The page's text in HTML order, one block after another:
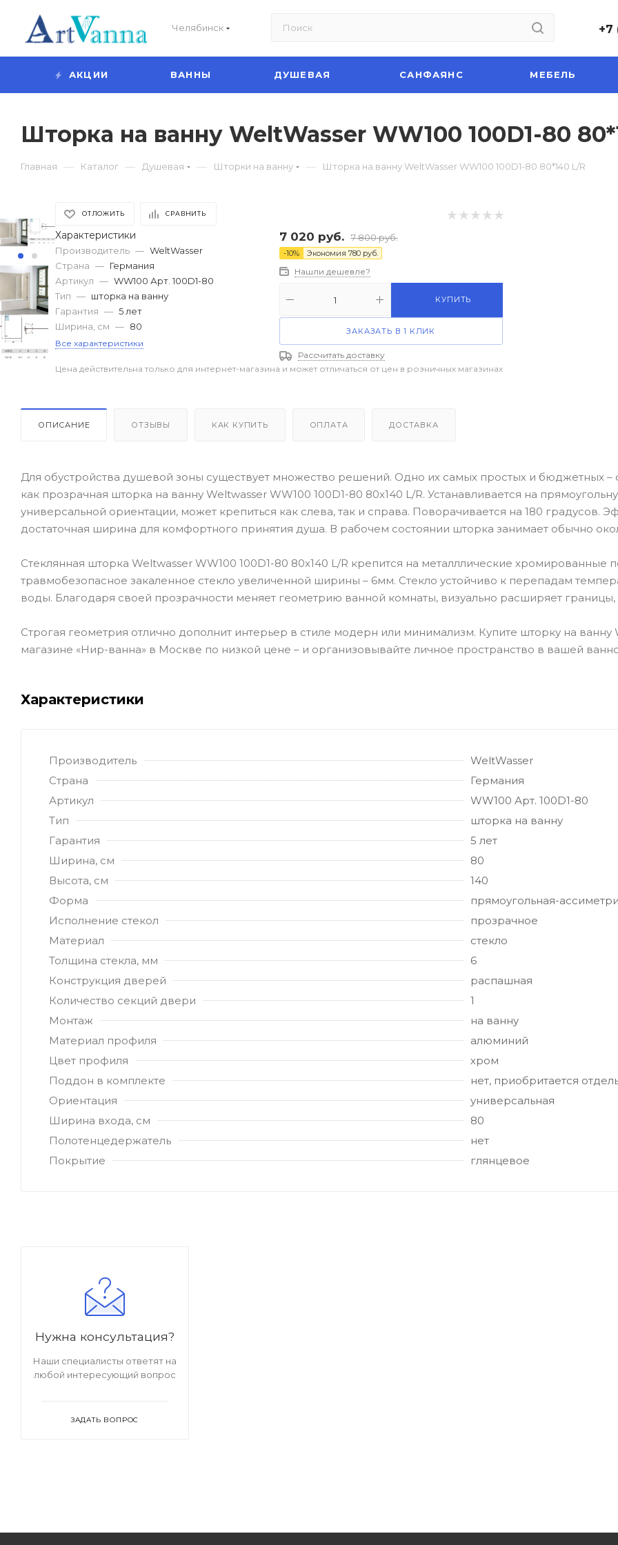
Челябинск +7
АКЦИИ ВАННЫ ДУШЕВАЯ САНФАЯНС МЕБЕЛЬ
Шторка на ванну WeltWasser WW100 100D1-80
Главная — Каталог — Душевая — Шторки на ванну — Шторка на ванну WeltWasser WW100 100D1-80 80*140 L/R
ОТЛОЖИТЬ СРАВНИТЬ
Характеристики
Производитель — WeltWasser
Страна — Германия
Артикул — WW100 Арт. 100D1-80
Тип — шторка на ванну
Гарантия — 5 лет
Ширина, см — 80
Все характеристики
7 020 руб. 7 800руб.
-10% Экономия 780руб.
Нашли дешевле?
КУПИТЬ
ЗАКАЗАТЬ В 1 КЛИК
Рассчитать доставку
Цена действительна только для интернет-магазина и может отличаться от цен в розничных магазинах
ОПИСАНИЕ ОТЗЫВЫ КАК КУПИТЬ ОПЛАТА ДОСТАВКА
Для обустройства душевой зоны существует множество решений. Одно их самых простых и бюджетных
как прозрачная шторка на ванну Weltwasser WW100 100D1-80 80x140 L/R. Устанавливается на
универсальной ориентации, может крепиться как слева, так и справа. Поворачивается на 180 градусов.
достаточная ширина для комфортного принятия душа. В рабочем состоянии шторка занимает обычно
Стеклянная шторка Weltwasser WW100 100D1-80 80x140 L/R крепится на металллические хромированные
травмобезопасное закаленное стекло увеличенной ширины – 6мм. Стекло устойчиво к перепадам
воды. Благодаря своей прозрачности меняет геометрию ванной комнаты, визуально расширяет границы,
Строгая геометрия отлично дополнит интерьер в стиле модерн или минимализм. Купите шторку на ванну
магазине «Нир-ванна» в Москве по низкой цене – и организовывайте личное пространство в вашей
Характеристики
Производитель
WeltWasser
Страна
Германия
Артикул
WW100 Арт. 100D1-80
Тип
шторка на ванну
Гарантия
5 лет
Ширина, см
80
Высота, см
140
Форма
прямоугольная-
Исполнение стекол
прозрачное
Материал
стекло
Толщина стекла, мм
6
Конструкция дверей
распашная
Количество секций двери
1
Монтаж
на ванну
Материал профиля
алюминий
Цвет профиля
хром
Поддон в комплекте
нет, приобритается
Ориентация
универсальная
Ширина входа, см
80
Полотенцедержатель
нет
Покрытие
глянцевое
Нужна консультация?
Наши специалисты ответят на
любой интересующий вопрос
ЗАДАТЬ ВОПРОС